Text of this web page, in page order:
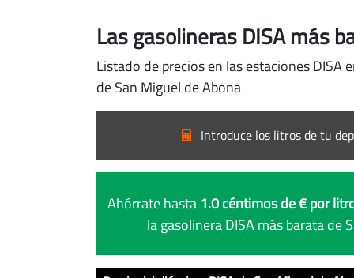
Las gasolineras DISA más
Listado de precios en las estaciones DISA
de San Miguel de Abona
Introduce los litros de tu
Ahórrate hasta 1.0 céntimos de € por
la gasolinera DISA más barata de